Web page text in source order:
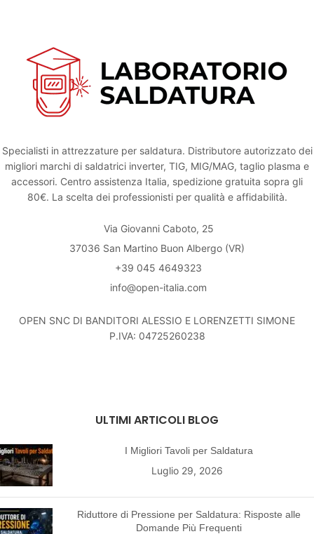
Specialisti in attrezzature per saldatura. Distributore autorizzato dei
migliori marchi di saldatrici inverter, TIG, MIG/MAG, taglio plasma e
accessori. Centro assistenza Italia, spedizione gratuita sopra gli
80€. La scelta dei professionisti per qualità e affidabilità.
Via Giovanni Caboto, 25
37036 San Martino Buon Albergo (VR)
+39 045 4649323
info@open-italia.com
OPEN SNC DI BANDITORI ALESSIO E LORENZETTI SIMONE
P.IVA: 04725260238
ULTIMI ARTICOLI BLOG
I Migliori Tavoli per Saldatura
Luglio 29, 2026
Riduttore di Pressione per Saldatura: Risposte alle
Domande Più Frequenti